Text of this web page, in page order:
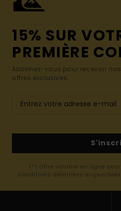
15% SUR
PREMIÈRE
Abonnez-vous pour recevoir
offres exclusives.
(*) Offre valable en ligne
Conditions détaillées